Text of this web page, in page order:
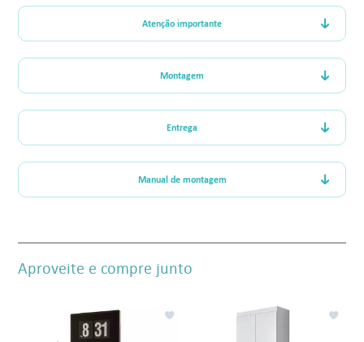
Atenção importante
Montagem
Entrega
Manual de montagem
Aproveite e compre junto